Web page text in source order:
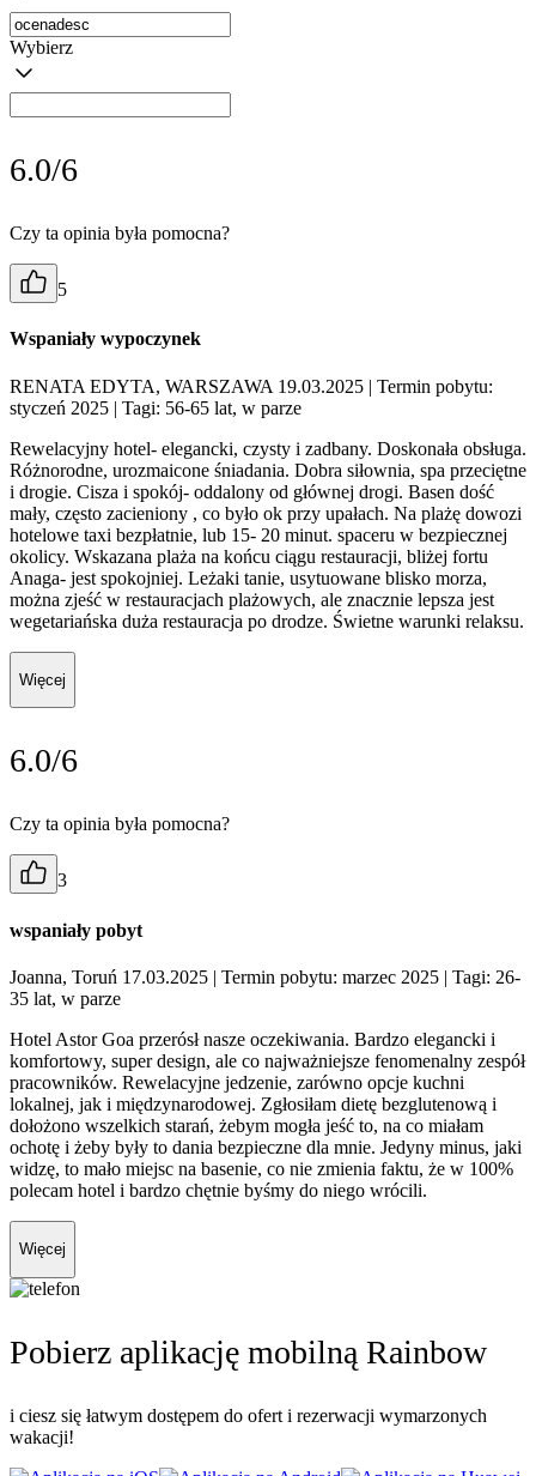
Wybierz
6.0/6
Czy ta opinia była pomocna?
5
Wspaniały wypoczynek
RENATA EDYTA, WARSZAWA 19.03.2025 | Termin pobytu:
styczeń 2025 | Tagi: 56-65 lat, w parze
Rewelacyjny hotel- elegancki, czysty i zadbany. Doskonała obsługa.
Różnorodne, urozmaicone śniadania. Dobra siłownia, spa przeciętne
i drogie. Cisza i spokój- oddalony od głównej drogi. Basen dość
mały, często zacieniony , co było ok przy upałach. Na plażę dowozi
hotelowe taxi bezpłatnie, lub 15- 20 minut. spaceru w bezpiecznej
okolicy. Wskazana plaża na końcu ciągu restauracji, bliżej fortu
Anaga- jest spokojniej. Leżaki tanie, usytuowane blisko morza,
można zjeść w restauracjach plażowych, ale znacznie lepsza jest
wegetariańska duża restauracja po drodze. Świetne warunki relaksu.
Więcej
6.0/6
Czy ta opinia była pomocna?
3
wspaniały pobyt
Joanna, Toruń 17.03.2025 | Termin pobytu: marzec 2025 | Tagi: 26-
35 lat, w parze
Hotel Astor Goa przerósł nasze oczekiwania. Bardzo elegancki i
komfortowy, super design, ale co najważniejsze fenomenalny zespół
pracowników. Rewelacyjne jedzenie, zarówno opcje kuchni
lokalnej, jak i międzynarodowej. Zgłosiłam dietę bezglutenową i
dołożono wszelkich starań, żebym mogła jeść to, na co miałam
ochotę i żeby były to dania bezpieczne dla mnie. Jedyny minus, jaki
widzę, to mało miejsc na basenie, co nie zmienia faktu, że w 100%
polecam hotel i bardzo chętnie byśmy do niego wrócili.
Więcej
Pobierz aplikację mobilną Rainbow
i ciesz się łatwym dostępem do ofert i rezerwacji wymarzonych
wakacji!